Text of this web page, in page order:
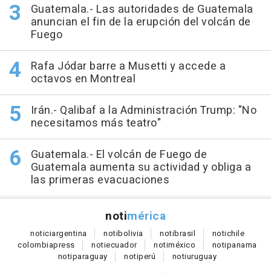
Guatemala.- Las autoridades de Guatemala
anuncian el fin de la erupción del volcán de
Fuego
Rafa Jódar barre a Musetti y accede a
octavos en Montreal
Irán.- Qalibaf a la Administración Trump: "No
necesitamos más teatro"
Guatemala.- El volcán de Fuego de
Guatemala aumenta su actividad y obliga a
las primeras evacuaciones
notimérica
noticiargentina notibolivia notibrasil notichile
colombiapress notiecuador notiméxico notipanama
notiparaguay notiperú notiuruguay